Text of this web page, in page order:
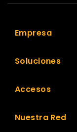
Empresa
Soluciones
Accesos
Nuestra Red